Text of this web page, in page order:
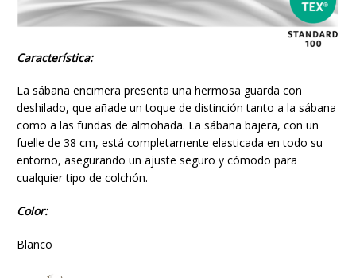
Característica:
La sábana encimera presenta una hermosa guarda con
deshilado, que añade un toque de distinción tanto a la sábana
como a las fundas de almohada. La sábana bajera, con un
fuelle de 38 cm, está completamente elasticada en todo su
entorno, asegurando un ajuste seguro y cómodo para
cualquier tipo de colchón.
Color:
Blanco